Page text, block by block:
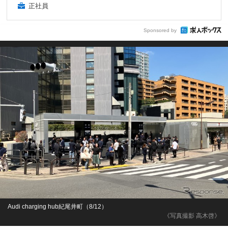
正社員
Sponsored by
《写真撮影 高木啓》
Audi charging hub紀尾井町（8/12）